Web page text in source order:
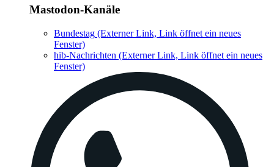
Mastodon-Kanäle
Bundestag (Externer Link, Link öffnet ein neues
Fenster)
hib-Nachrichten (Externer Link, Link öffnet ein neues
Fenster)